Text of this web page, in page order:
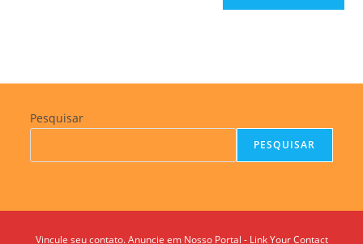
Pesquisar
PESQUISAR
Vincule seu contato. Anuncie em Nosso Portal - Link Your Contact